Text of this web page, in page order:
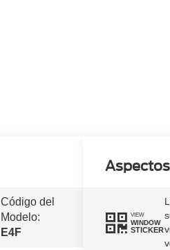
Código del
Modelo:
E4F
VIEW
WINDOW
STICKER